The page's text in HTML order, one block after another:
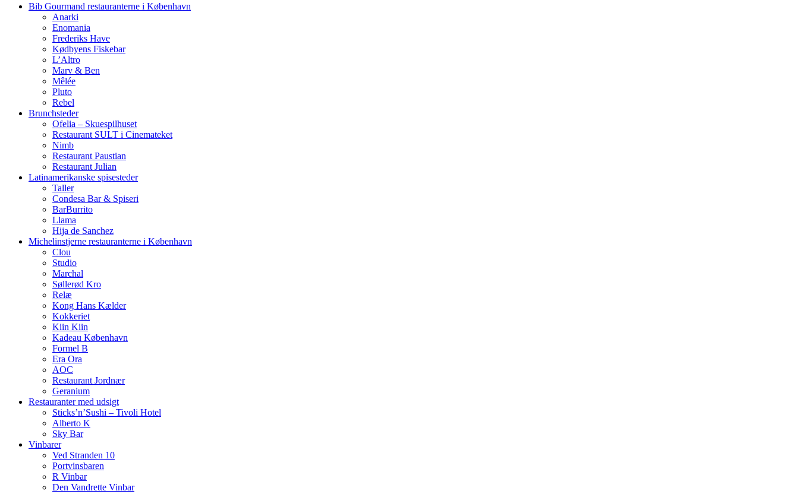
Bib Gourmand restauranterne i København
Anarki
Enomania
Frederiks Have
Kødbyens Fiskebar
L’Altro
Marv & Ben
Mêlée
Pluto
Rebel
Brunchsteder
Ofelia – Skuespilhuset
Restaurant SULT i Cinemateket
Nimb
Restaurant Paustian
Restaurant Julian
Latinamerikanske spisesteder
Taller
Condesa Bar & Spiseri
BarBurrito
Llama
Hija de Sanchez
Michelinstjerne restauranterne i København
Clou
Studio
Marchal
Søllerød Kro
Relæ
Kong Hans Kælder
Kokkeriet
Kiin Kiin
Kadeau København
Formel B
Era Ora
AOC
Restaurant Jordnær
Geranium
Restauranter med udsigt
Sticks’n’Sushi – Tivoli Hotel
Alberto K
Sky Bar
Vinbarer
Ved Stranden 10
Portvinsbaren
R Vinbar
Den Vandrette Vinbar